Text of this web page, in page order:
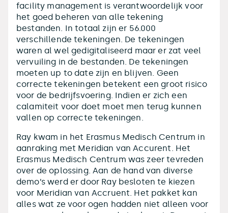
facility management is verantwoordelijk voor
het goed beheren van alle tekening
bestanden. In totaal zijn er 56.000
verschillende tekeningen. De tekeningen
waren al wel gedigitaliseerd maar er zat veel
vervuiling in de bestanden. De tekeningen
moeten up to date zijn en blijven. Geen
correcte tekeningen betekent een groot risico
voor de bedrijfsvoering. Indien er zich een
calamiteit voor doet moet men terug kunnen
vallen op correcte tekeningen.
Ray kwam in het Erasmus Medisch Centrum in
aanraking met Meridian van Accurent. Het
Erasmus Medisch Centrum was zeer tevreden
over de oplossing. Aan de hand van diverse
demo’s werd er door Ray besloten te kiezen
voor Meridian van Accruent. Het pakket kan
alles wat ze voor ogen hadden niet alleen voor